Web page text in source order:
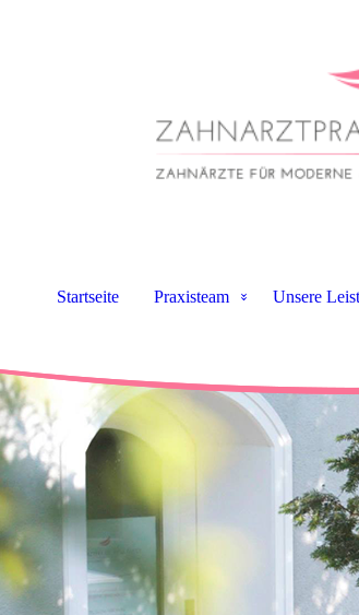
Startseite Praxisteam Unsere